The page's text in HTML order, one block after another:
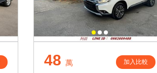
48 萬 加入比較